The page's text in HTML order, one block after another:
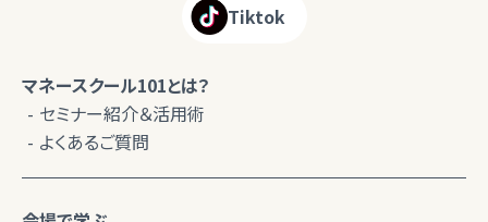
Tiktok
マネースクール101とは？
セミナー紹介＆活用術
よくあるご質問